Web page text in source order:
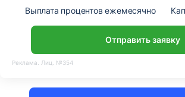
Выплата процентов ежемесячно
Отправить заявку
Реклама. Лиц. №354